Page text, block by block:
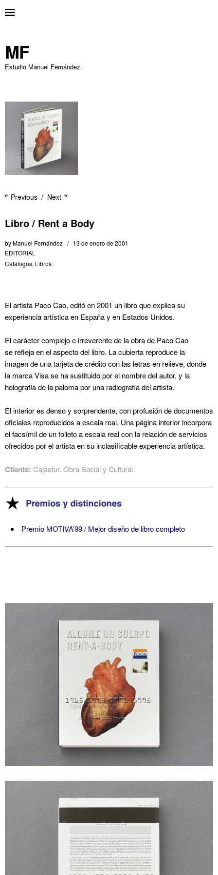
MF
Estudio Manuel Fernández
Next
Previous
Libro / Rent a Body
byManuel Fernández
13 de enero de 2001
EDITORIAL
Catálogos, Libros
El artista Paco Cao, editó en 2001 un libro que explica su
experiencia artística en España y en Estados Unidos.
El carácter complejo e irreverente de la obra de Paco Cao
se refleja en el aspecto del libro. La cubierta reproduce la
imagen de una tarjeta de crédito con las letras en relieve, donde
la marca Visa se ha sustituido por el nombre del autor, y la
holografía de la paloma por una radiografía del artista.
El interior es denso y sorprendente, con profusión de documentos
oficiales reproducidos a escala real. Una página interior incorpora
el facsímil de un folleto a escala real con la relación de servicios
ofrecidos por el artista en su inclasificable experiencia artística.
Cliente: Cajastur. Obra Social y Cultural.
Premio MOTIVA’99 / Mejor diseño de libro completo